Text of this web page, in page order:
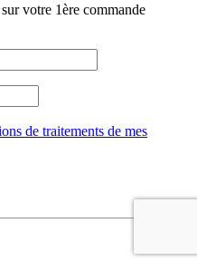
votre 1ère commande
de traitements de mes